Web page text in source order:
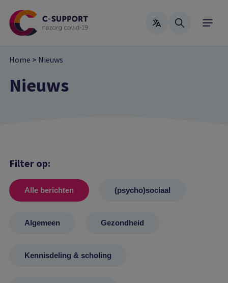
main
Home > Nieuws
Nieuws
Filter op:
Alle berichten (psycho)sociaal
Algemeen Gezondheid
Kennisdeling & scholing